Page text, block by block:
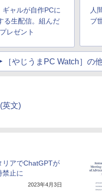
ギャルが自作PCに
る生配信。組んだ
レゼント
人
ブ
［やじうまPC Watch］の
英文)
リアでChatGPTが
禁止に
2023年4月3日